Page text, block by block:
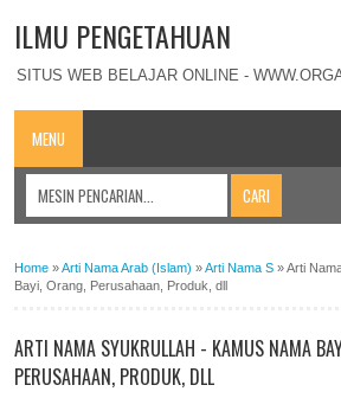
ILMU PENGETAHUAN
SITUS WEB BELAJAR ONLINE -
MENU
Home »Arti Nama Arab (Islam) »Arti Nama S »Arti
Bayi, Orang, Perusahaan, Produk, dll
ARTI NAMA SYUKRULLAH - KAMUS NAMA
PERUSAHAAN, PRODUK, DLL